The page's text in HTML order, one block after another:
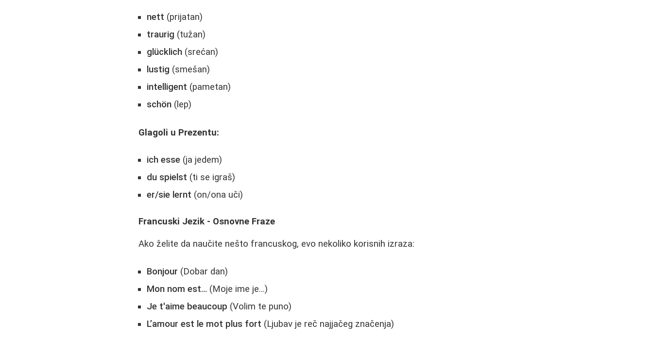
nett (prijatan)
traurig (tužan)
glücklich (srećan)
lustig (smešan)
intelligent (pametan)
schön (lep)
Glagoli u Prezentu:
ich esse (ja jedem)
du spielst (ti se igraš)
er/sie lernt (on/ona uči)
Francuski Jezik - Osnovne Fraze
Ako želite da naučite nešto francuskog, evo nekoliko korisnih izraza:
Bonjour (Dobar dan)
Mon nom est… (Moje ime je…)
Je t'aime beaucoup (Volim te puno)
L’amour est le mot plus fort (Ljubav je reč najjačeg značenja)